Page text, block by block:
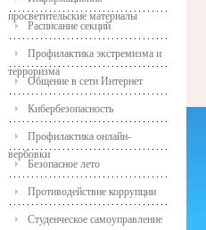
просветительские материалы
Расписание секций
Профилактика экстремизма и
терроризма
Общение в сети Интернет
Кибербезопасность
Профилактика онлайн-
вербовки
Безопасное лето
Противодействие коррупции
Студенческое самоуправление